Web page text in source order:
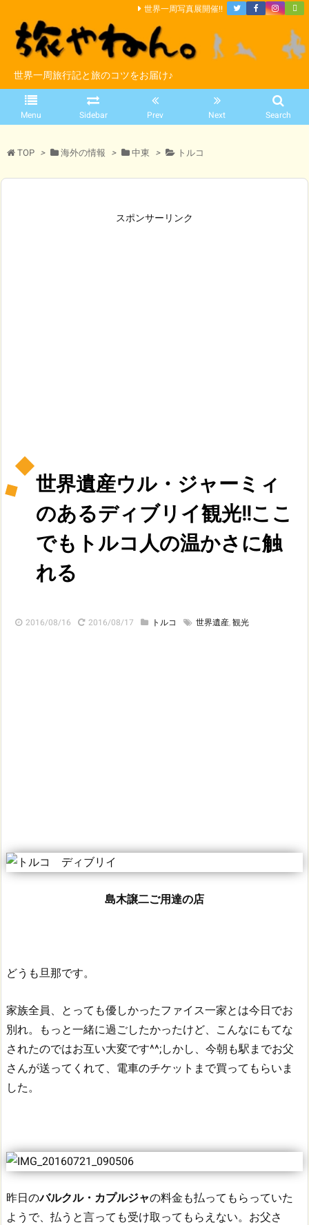
世界一周旅行記と旅のコツをお届け♪
Menu Sidebar Prev Next Search
世界一周写真展開催!!
TOP > 海外の情報 > 中東 > トルコ
スポンサーリンク
世界遺産ウル・ジャーミィ
のあるディブリイ観光!!ここ
でもトルコ人の温かさに触
れる
2016/08/16 2016/08/17 トルコ 世界遺産, 観光
島木譲二ご用達の店
どうも旦那です。
家族全員、とっても優しかったファイス一家とは今日でお
別れ。
もっと一緒に過ごしたかったけど、こんなにもてな
されたのではお互い大変です^^;しかし、今朝も駅までお父
さんが送ってくれて、電車のチケットまで買ってもらいま
した。
昨日のバルクル・カプルジャの料金も払ってもらっていた
ようで、払うと言っても受け取ってもらえない。 お父さ